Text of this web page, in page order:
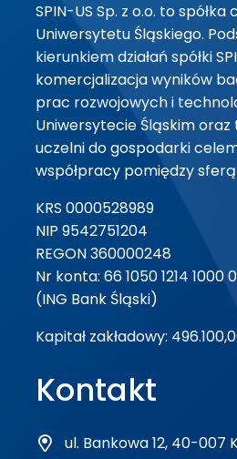
SPIN-US Sp. z o.o. to spółka
Uniwersytetu Śląskiego.
kierunkiem działań spółki
komercjalizacja wyników
prac rozwojowych i
Uniwersytecie Śląskim
uczelni do gospodarki
współpracy pomiędzy sferą
KRS 0000528989
NIP 9542751204
REGON 360000248
Nr konta: 66 1050 1214 1000
(ING Bank Śląski)
Kapitał zakładowy:
Kontakt
ul. Bankowa 12, 40-007